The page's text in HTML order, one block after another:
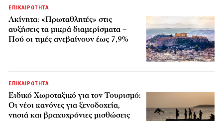
ΕΠΙΚΑΙΡΟΤΗΤΑ
Ακίνητα: «Πρωταθλητές» στις
αυξήσεις τα μικρά διαμερίσματα –
Πού οι τιμές ανεβαίνουν έως 7,9%
ΕΠΙΚΑΙΡΟΤΗΤΑ
Ειδικό Χωροταξικό για τον Τουρισμό:
Οι νέοι κανόνες για ξενοδοχεία,
νησιά και βραχυχρόνιες μισθώσεις